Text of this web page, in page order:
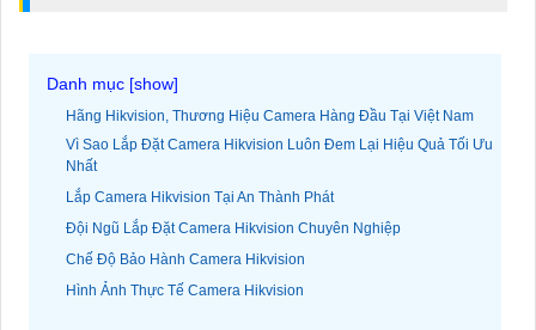
Hãng Hikvision, Thương Hiệu Camera Hàng Đầu Tại Việt Nam
Vì Sao Lắp Đặt Camera Hikvision Luôn Đem Lại Hiệu Quả Tối Ưu
Nhất
Lắp Camera Hikvision Tại An Thành Phát
Đội Ngũ Lắp Đặt Camera Hikvision Chuyên Nghiệp
Chế Độ Bảo Hành Camera Hikvision
Hình Ảnh Thực Tế Camera Hikvision